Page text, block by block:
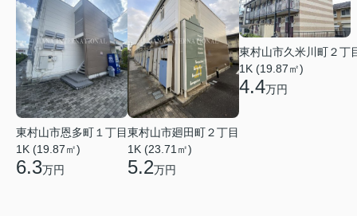
東村山市恩多町１丁目
1K (19.87㎡)
6.3万円
東村山市廻田町２丁目
1K (23.71㎡)
5.2万円
東村山市久米川町２丁
1K (19.87㎡)
4.4万円